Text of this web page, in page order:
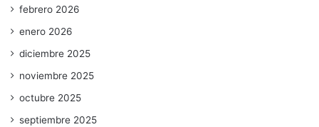
febrero 2026
enero 2026
diciembre 2025
noviembre 2025
octubre 2025
septiembre 2025